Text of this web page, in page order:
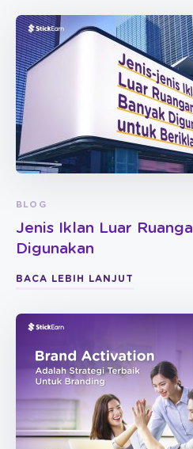
BLOG
Jenis Iklan Luar
Digunakan
BACA LEBIH LANJUT